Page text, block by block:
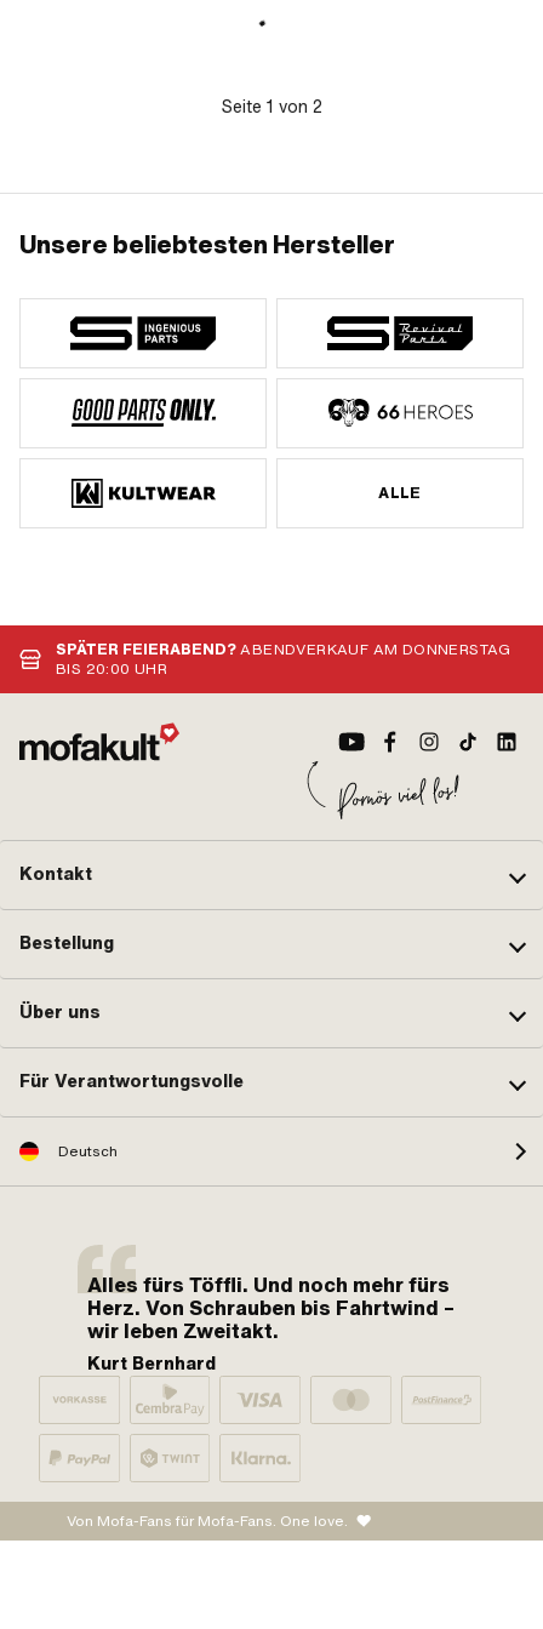
85 mm
Seite 1 von 2
Unsere beliebtesten Hersteller
ALLE
SPÄTER FEIERABEND?ABENDVERKAUF AM DONNERSTAG
BIS 20:00 UHR
Kontakt
Bestellung
Über uns
Für Verantwortungsvolle
Deutsch
Alles fürs Töffli. Und noch mehr fürs
Herz. Von Schrauben bis Fahrtwind –
wir leben Zweitakt.
Kurt Bernhard
Von Mofa-Fans für Mofa-Fans. One love.